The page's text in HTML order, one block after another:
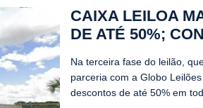
CAIXA LEILOA
DE ATÉ 50%;
Na terceira fase do leilão,
parceria com a Globo
descontos de até 50% em